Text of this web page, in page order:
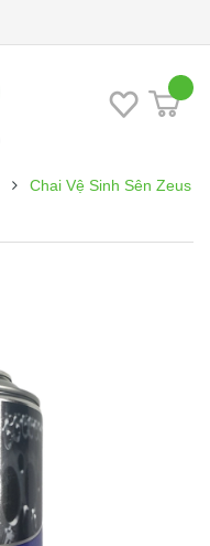
Chai Vệ Sinh Sên Zeus